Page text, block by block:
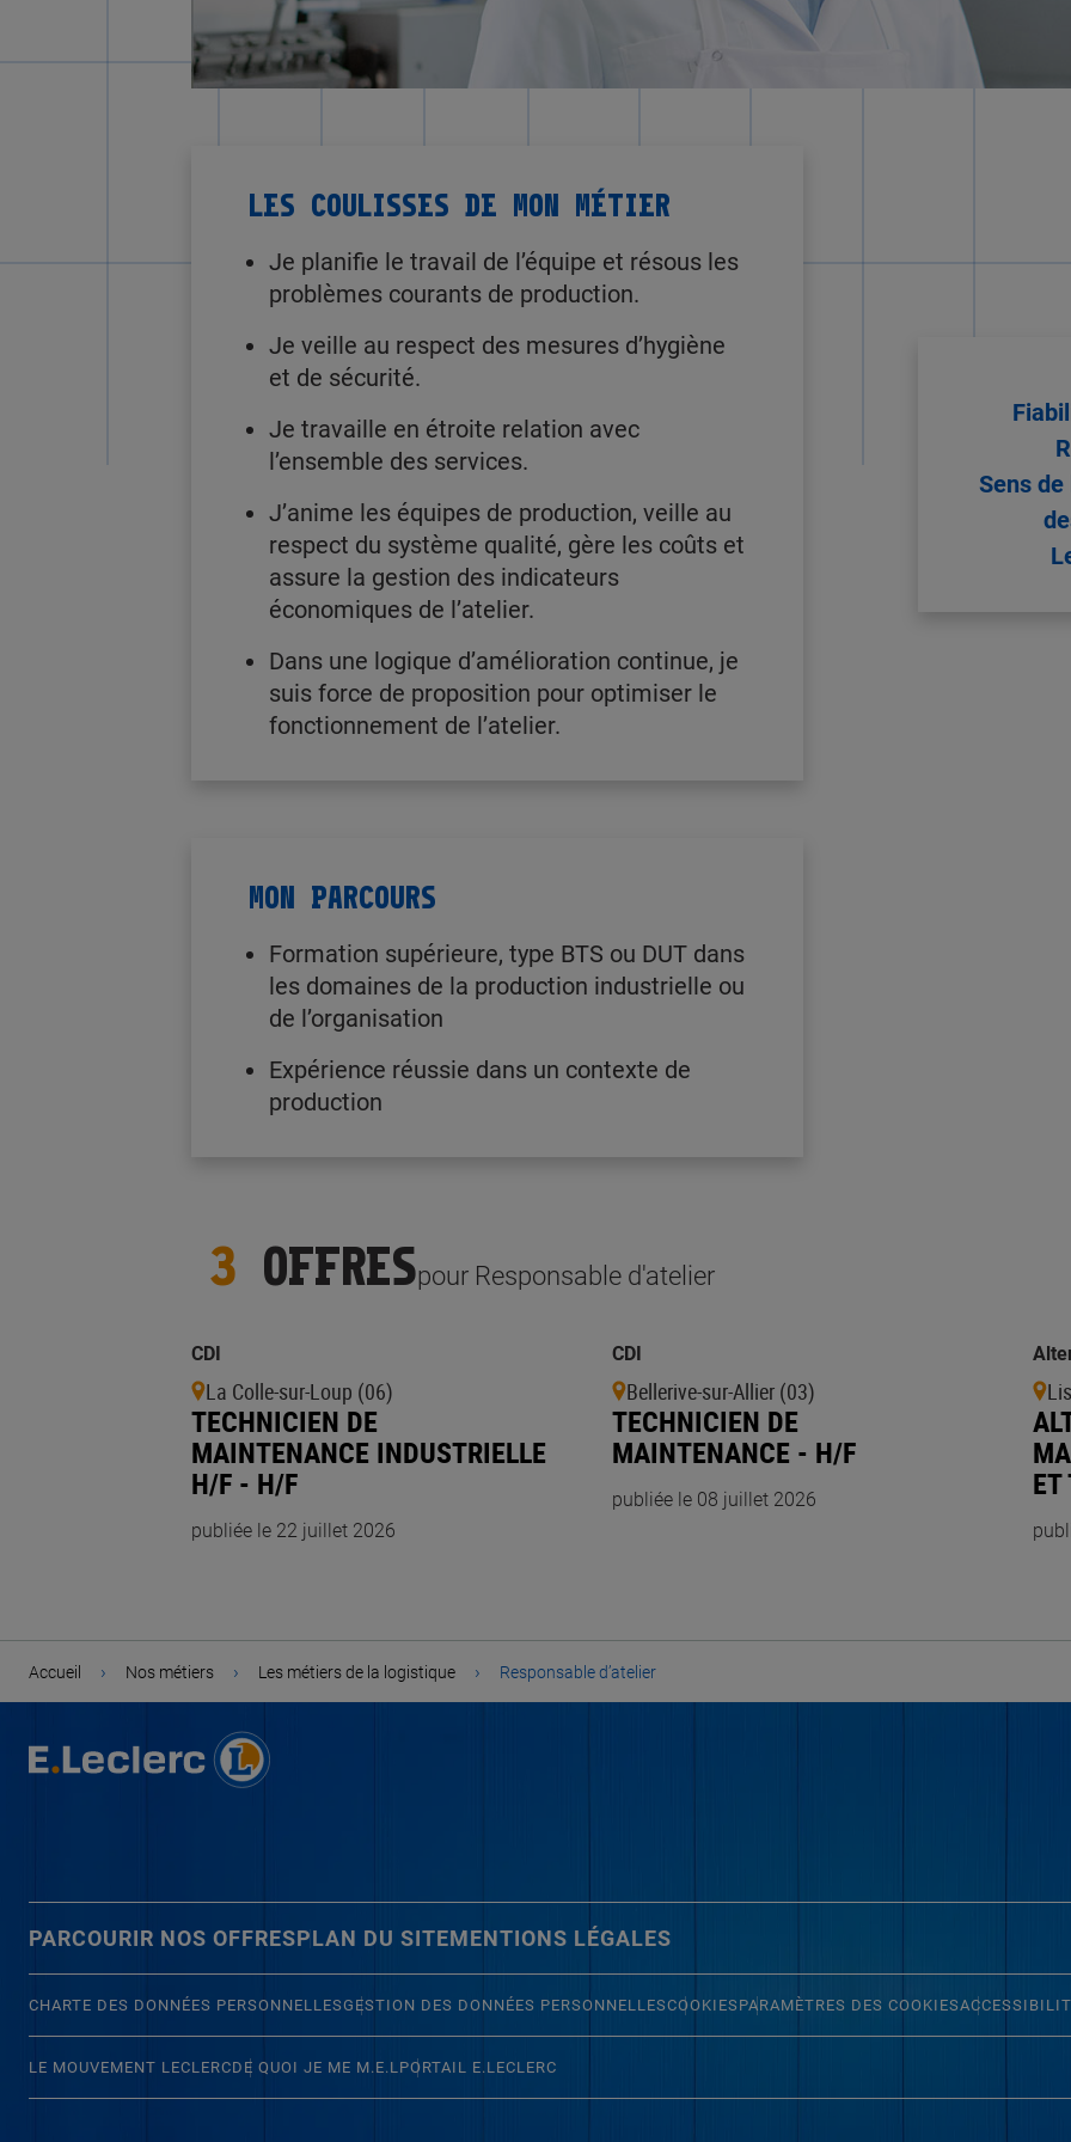
LES COULISSES DE MON MÉTIER
Je planifie le travail de l’équipe et résous les
problèmes courants de production.
Je veille au respect des mesures d’hygiène
et de sécurité.
Je travaille en étroite relation avec
l’ensemble des services.
J’anime les équipes de production, veille au
respect du système qualité, gère les coûts et
assure la gestion des indicateurs
économiques de l’atelier.
Dans une logique d’amélioration continue, je
suis force de proposition pour optimiser le
fonctionnement de l’atelier.
MON PARCOURS
Formation supérieure, type BTS ou DUT dans
les domaines de la production industrielle ou
de l’organisation
Expérience réussie dans un contexte de
production
Sens
3 OFFRESpour Responsable d'atelier
CDI
La Colle-sur-Loup (06)
TECHNICIEN DE
MAINTENANCE INDUSTRIELLE
H/F - H/F
publiée le 22 juillet 2026
CDI
Bellerive-sur-Allier (03)
TECHNICIEN DE
MAINTENANCE - H/F
publiée le 08 juillet 2026
Accueil › Nos métiers › Les métiers de la logistique › Responsable d’atelier
PARCOURIR NOS OFFRESPLAN DU SITEMENTIONS LÉGALES
CHARTE DES DONNÉES PERSONNELLESGESTION DES DONNÉES PERSONNELLESCOOKIES PARAMÈTRES DES COOKIES
LE MOUVEMENT LECLERCDE QUOI JE ME M.E.LPORTAIL E.LECLERC